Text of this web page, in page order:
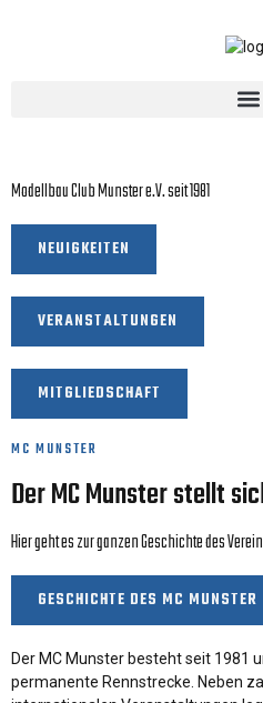
Modellbau Club Munster e.V. seit 1981
NEUIGKEITEN
VERANSTALTUNGEN
MITGLIEDSCHAFT
MC MUNSTER
Der MC Munster stellt
Hier geht es zur ganzen Geschichte des
GESCHICHTE DES MC MUNSTER
Der MC Munster besteht seit 1981
permanente Rennstrecke. Neben